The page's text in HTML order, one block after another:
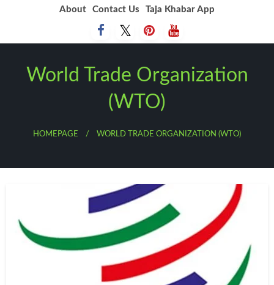
About Contact Us Taja Khabar App
World Trade Organization
(WTO)
HOMEPAGE WORLD TRADE ORGANIZATION (WTO)